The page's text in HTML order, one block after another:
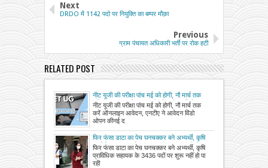
Next
DRDO में 1142 पदो पर नियुक्ति का बम्पर मौक़ा
Previous
ग्राम पंचायत अधिकारी भर्ती पर रोक हटी
RELATED POST
नीट यूजी की परीक्षा पांच मई को होगी, नौ मार्च तक
करें ऑनलाइन आवेदन, एनटीए ने आवेदन विंडो
ओपन की
नीट यूजी की परीक्षा पांच मई को होगी, नौ मार्च तक
करें ऑनलाइन आवेदन, एनटीए ने आवेदन विंडो
ओपन कीनई द
फिर फंसा डाटा का पेच घनचक्कर बने अभ्यर्थी, कृषि
प्राविधिक सहायक के 3436 पदों पर शुरू नहीं हो पा
रही भर्ती
फिर फंसा डाटा का पेच घनचक्कर बने अभ्यर्थी, कृषि
प्राविधिक सहायक के 3436 पदों पर शुरू नहीं हो पा
रही